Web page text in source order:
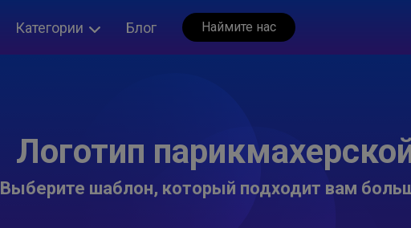
Категории Блог Наймите нас
Логотип
Выберите шаблон, который подходит вам